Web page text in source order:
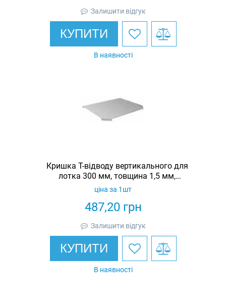
Залишити відгук
КУПИТИ
В наявності
Кришка Т-відводу вертикального для
лотка 300 мм, товщина 1,5 мм,
гарячеоцинкована, Eurotray
487,20грн
ціна за 1шт
Залишити відгук
КУПИТИ
В наявності